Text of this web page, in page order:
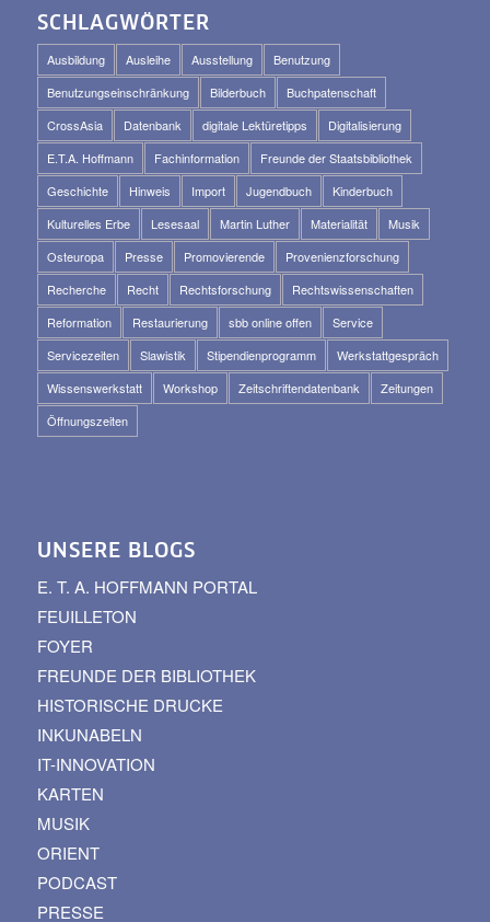
SCHLAGWÖRTER
Ausbildung Ausleihe Ausstellung
Benutzung
Benutzungseinschränkung
Bilderbuch
Buchpatenschaft
CrossAsia
Datenbank digitale Lektüretipps
Digitalisierung
E.T.A. Hoffmann
Fachinformation
Freunde der Staatsbibliothek
Geschichte
Hinweis Import Jugendbuch
Kinderbuch
Kulturelles Erbe
Lesesaal Martin Luther Materialität
Musik
Osteuropa
Presse Promovierende
Provenienzforschung
Recherche
Recht Rechtsforschung
Rechtswissenschaften
Reformation
Restaurierung sbb online offen
Service
Servicezeiten
Slawistik Stipendienprogramm
Werkstattgespräch
Wissenswerkstatt
Workshop Zeitschriftendatenbank
Zeitungen
Öffnungszeiten
UNSERE BLOGS
E. T. A. HOFFMANN PORTAL
FEUILLETON
FOYER
FREUNDE DER BIBLIOTHEK
HISTORISCHE DRUCKE
INKUNABELN
IT-INNOVATION
KARTEN
MUSIK
ORIENT
PODCAST
PRESSE